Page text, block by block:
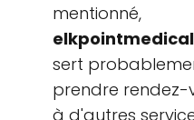
mentionné,
sert
prendre rendez-
à d'autres